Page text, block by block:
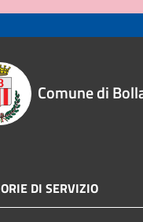
Comune di
DI SERVIZIO